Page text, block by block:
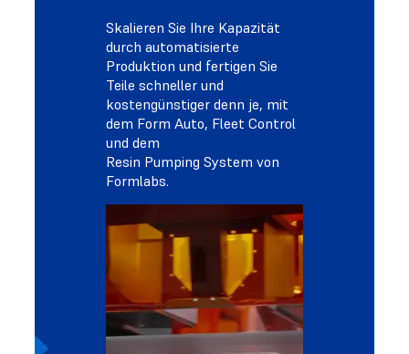
Skalieren Sie Ihre Kapazität
durch automatisierte
Produktion und fertigen Sie
Teile schneller und
kostengünstiger denn je, mit
dem Form Auto, Fleet Control
und dem
Resin Pumping System von
Formlabs.